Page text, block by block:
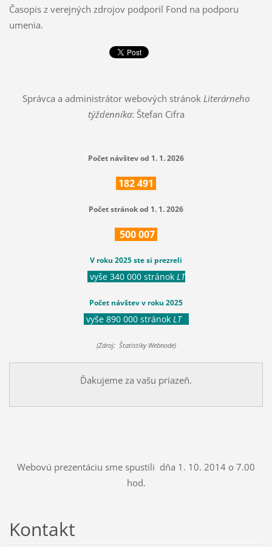
Časopis z verejných zdrojov podporil Fond na podporu
umenia.
Správca a administrátor webových stránok Literárneho
týždenníka: Štefan Cifra
Počet návštev od 1. 1. 2026
182491
Počet stránok od 1. 1. 2026
500007
V roku 2025 ste si prezreli
vyše 340 000 stránok LT
Počet návštev v roku 2025
vyše 890 000 stránok LT
(Zdroj: Štatistiky Webnode)
Ďakujeme za vašu priazeň.
Webovú prezentáciu sme spustili dňa 1. 10. 2014 o 7.00
hod.
Kontakt